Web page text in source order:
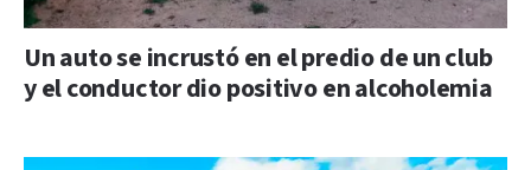
Un auto se incrustó en el predio de un club
y el conductor dio positivo en alcoholemia